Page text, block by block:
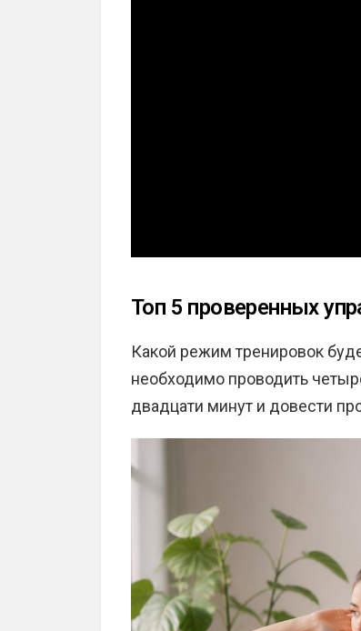
Топ 5 проверенных
Какой режим тренировок
необходимо проводить
двадцати минут и довести